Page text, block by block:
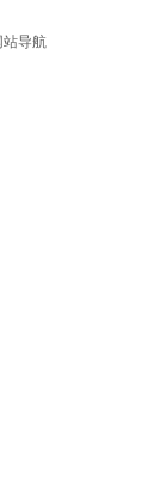
站导航